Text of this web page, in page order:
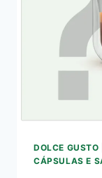
QUE
ANO
DOLCE GUSTO
CÁPSULAS E